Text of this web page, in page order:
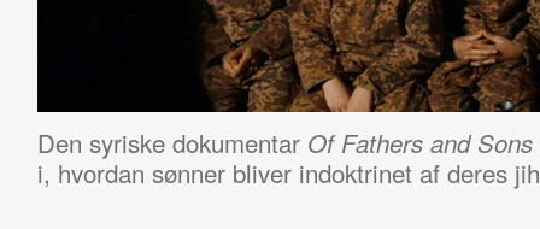
Den syriske dokumentar Of Fathers and Sons
i, hvordan sønner bliver indoktrinet af deres